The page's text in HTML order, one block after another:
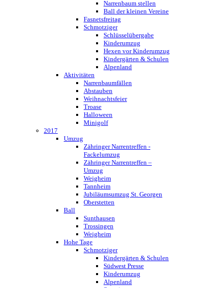
Narrenbaum stellen
Ball der kleinen Vereine
Fasnetsfreitag
Schmotziger
Schlüsselübergabe
Kinderumzug
Hexen vor Kinderumzug
Kindergärten & Schulen
Alpenland
Aktivitäten
Narrenbaumfällen
Abstauben
Weihnachtsfeier
Troase
Halloween
Minigolf
2017
Umzug
Zähringer Narrentreffen -
Fackelumzug
Zähringer Narrentreffen –
Umzug
Weigheim
Tannheim
Jubiläumsumzug St. Georgen
Oberstetten
Ball
Sunthausen
Trossingen
Weigheim
Hohe Tage
Schmotziger
Kindergärten & Schulen
Südwest Presse
Kinderumzug
Alpenland